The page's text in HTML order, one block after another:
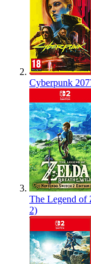
Cyberpunk
The Legend of
2)